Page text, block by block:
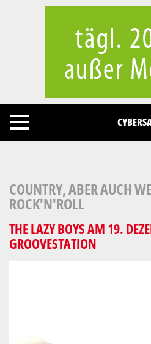
COUNTRY, ABER AUCH
ROCK'N'ROLL
THE LAZY BOYS AM 19.
GROOVESTATION
Cookies management panel